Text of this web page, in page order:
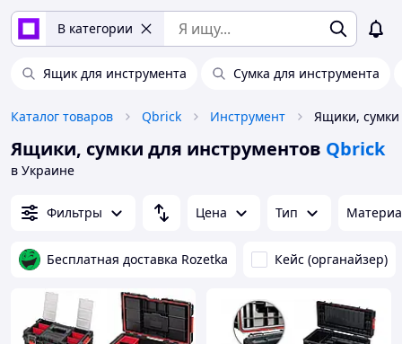
В категории
Ящик для инструмента Сумка для инструмента
Каталог товаров Qbrick Инструмент
Ящики, сумки для инструментов Qbrick
в Украине
Фильтры Цена Тип
Бесплатная доставка Rozetka Кейс (органайзер)